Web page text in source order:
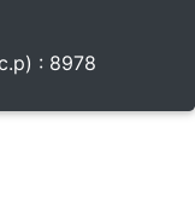
: 8978